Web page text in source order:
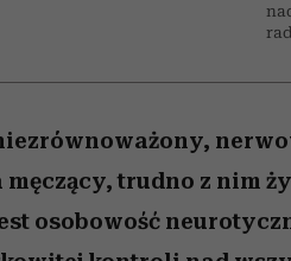
trudno z nim
osobowość